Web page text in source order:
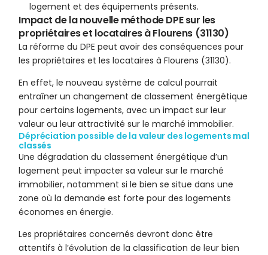
logement et des équipements présents.
Impact de la nouvelle méthode DPE sur les
propriétaires et locataires à Flourens (31130)
La réforme du DPE peut avoir des conséquences pour
les propriétaires et les locataires à Flourens (31130).
En effet, le nouveau système de calcul pourrait
entraîner un changement de classement énergétique
pour certains logements, avec un impact sur leur
valeur ou leur attractivité sur le marché immobilier.
Dépréciation possible de la valeur des logements mal
classés
Une dégradation du classement énergétique d’un
logement peut impacter sa valeur sur le marché
immobilier, notamment si le bien se situe dans une
zone où la demande est forte pour des logements
économes en énergie.
Les propriétaires concernés devront donc être
attentifs à l’évolution de la classification de leur bien